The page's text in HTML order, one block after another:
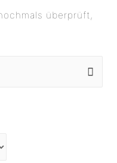
überprüft,